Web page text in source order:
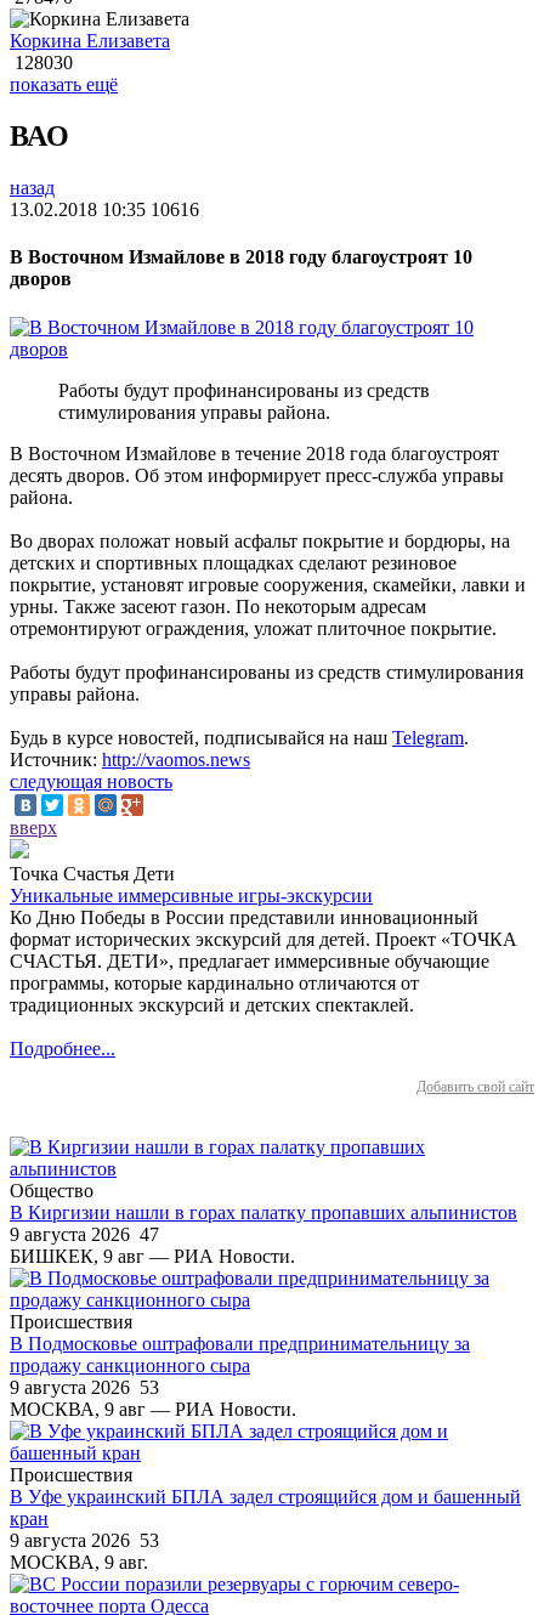
Коркина Елизавета
128030
показать ещё
ВАО
назад
13.02.2018 10:35 10616
В Восточном Измайлове в 2018 году благоустроят 10
дворов
Работы будут профинансированы из средств
стимулирования управы района.
В Восточном Измайлове в течение 2018 года благоустроят
десять дворов. Об этом информирует пресс-служба управы
района.
Во дворах положат новый асфальт покрытие и бордюры, на
детских и спортивных площадках сделают резиновое
покрытие, установят игровые сооружения, скамейки, лавки и
урны. Также засеют газон. По некоторым адресам
отремонтируют ограждения, уложат плиточное покрытие.
Работы будут профинансированы из средств стимулирования
управы района.
Будь в курсе новостей, подписывайся на наш Telegram.
Источник: http://vaomos.news
следующая новость
вверх
Точка Счастья Дети
Уникальные иммерсивные игры-экскурсии
Ко Дню Победы в России представили инновационный
формат исторических экскурсий для детей. Проект «ТОЧКА
СЧАСТЬЯ. ДЕТИ», предлагает иммерсивные обучающие
программы, которые кардинально отличаются от
традиционных экскурсий и детских спектаклей.
Подробнее...
Добавить свой сайт
Общество
В Киргизии нашли в горах палатку пропавших альпинистов
9 августа 2026 47
БИШКЕК, 9 авг — РИА Новости.
Происшествия
В Подмосковье оштрафовали предпринимательницу за
продажу санкционного сыра
9 августа 2026 53
МОСКВА, 9 авг — РИА Новости.
Происшествия
В Уфе украинский БПЛА задел строящийся дом и башенный
кран
9 августа 2026 53
МОСКВА, 9 авг.